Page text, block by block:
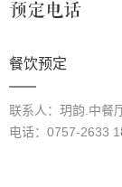
预定电话
餐饮预定
联系人：玥韵.中餐
电话：0757-2633